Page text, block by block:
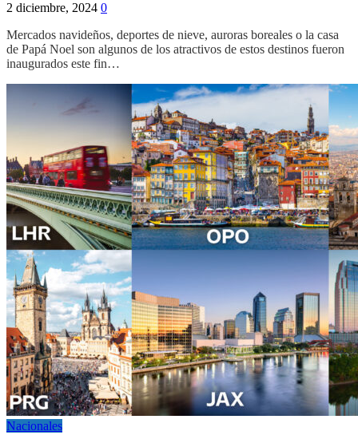
2 diciembre, 2024 0
Mercados navideños, deportes de nieve, auroras boreales o la casa
de Papá Noel son algunos de los atractivos de estos destinos fueron
inaugurados este fin…
Nacionales